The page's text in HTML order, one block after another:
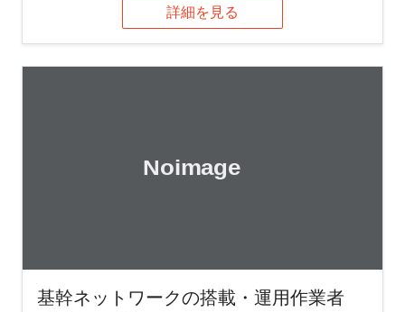
詳細を見る
基幹ネットワークの搭載・運用作業者